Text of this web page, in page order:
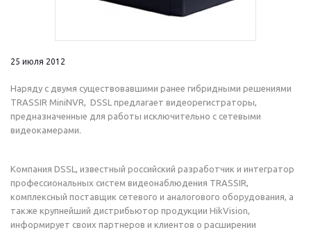
25 июля 2012
Наряду с двумя существовавшими ранее гибридными решениями
TRASSIR MiniNVR, DSSL предлагает видеорегистраторы,
предназначенные для работы исключительно с сетевыми
видеокамерами.
Компания DSSL, известный российский разработчик и интегратор
профессиональных систем видеонаблюдения TRASSIR,
комплексный поставщик сетевого и аналогового оборудования, а
также крупнейший дистрибьютор продукции HikVision,
информирует своих партнеров и клиентов о расширении